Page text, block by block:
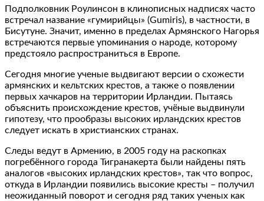
Подполковник Роулинсон в клинописных надписях часто
встречал название «гумирийцы» (Gumiris), в частности, в
Бисутуне. Значит, именно в пределах Армянского Нагорья
встречаются первые упоминания о народе, которому
предстояло распространиться в Европе.
Сегодня многие ученые выдвигают версии о схожести
армянских и кельтских крестов, а также о появлении
первых хачкаров на территории Ирландии. Пытаясь
объяснить происхождение крестов, учёные выдвинули
гипотезу, что прообразы высоких ирландских крестов
следует искать в христианских странах.
Следы ведут в Армению, в 2005 году на раскопках
погребённого города Тигранакерта были найдены пять
аналогов «высоких ирландских крестов», так что вопрос,
откуда в Ирландии появились высокие кресты – получил
неожиданный поворот и сегодня ряд таких ученых как